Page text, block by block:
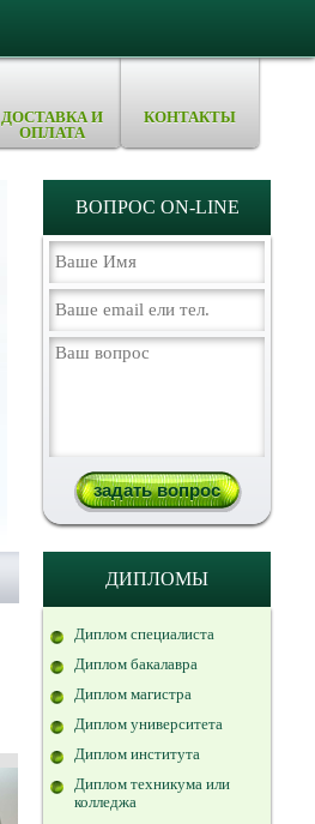
ДОСТАВКА И
ОПЛАТА
КОНТАКТЫ
ВОПРОС ON-LINE
ДИПЛОМЫ
Диплом специалиста
Диплом бакалавра
Диплом магистра
Диплом университета
Диплом института
Диплом техникума или
колледжа